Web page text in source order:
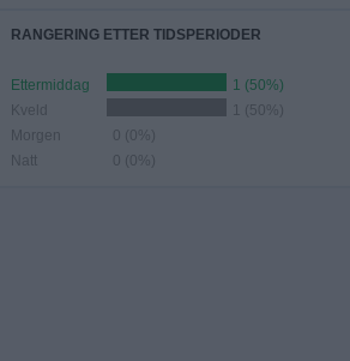
RANGERING ETTER TIDSPERIODER
Ettermiddag
1 (50%)
Kveld
1 (50%)
Morgen
0 (0%)
Natt
0 (0%)